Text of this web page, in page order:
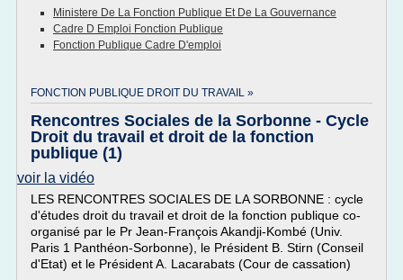
Ministere De La Fonction Publique Et De La Gouvernance
Cadre D Emploi Fonction Publique
Fonction Publique Cadre D'emploi
FONCTION PUBLIQUE DROIT DU TRAVAIL »
Rencontres Sociales de la Sorbonne - Cycle
Droit du travail et droit de la fonction
publique (1)
voir la vidéo
LES RENCONTRES SOCIALES DE LA SORBONNE : cycle
d'études droit du travail et droit de la fonction publique co-
organisé par le Pr Jean-François Akandji-Kombé (Univ.
Paris 1 Panthéon-Sorbonne), le Président B. Stirn (Conseil
d'Etat) et le Président A. Lacarabats (Cour de cassation)